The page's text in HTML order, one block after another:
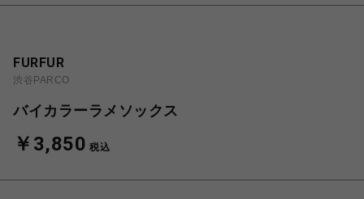
FURFUR
渋谷PARCO
バイカラーラメソックス
￥3,850 税込